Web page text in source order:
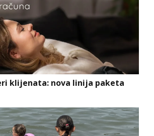
klijenata: nova linija paketa